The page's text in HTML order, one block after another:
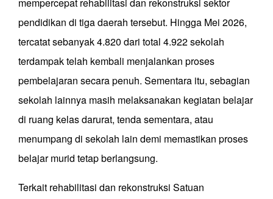
mempercepat rehabilitasi dan rekonstruksi sektor
pendidikan di tiga daerah tersebut. Hingga Mei 2026,
tercatat sebanyak 4.820 dari total 4.922 sekolah
terdampak telah kembali menjalankan proses
pembelajaran secara penuh. Sementara itu, sebagian
sekolah lainnya masih melaksanakan kegiatan belajar
di ruang kelas darurat, tenda sementara, atau
menumpang di sekolah lain demi memastikan proses
belajar murid tetap berlangsung.
Terkait rehabilitasi dan rekonstruksi Satuan